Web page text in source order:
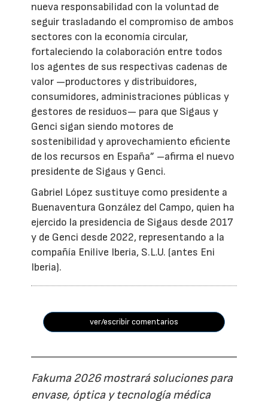
nueva responsabilidad con la voluntad de
seguir trasladando el compromiso de ambos
sectores con la economía circular,
fortaleciendo la colaboración entre todos
los agentes de sus respectivas cadenas de
valor —productores y distribuidores,
consumidores, administraciones públicas y
gestores de residuos— para que Sigaus y
Genci sigan siendo motores de
sostenibilidad y aprovechamiento eficiente
de los recursos en España” –afirma el nuevo
presidente de Sigaus y Genci.
Gabriel López sustituye como presidente a
Buenaventura González del Campo, quien ha
ejercido la presidencia de Sigaus desde 2017
y de Genci desde 2022, representando a la
compañía Enilive Iberia, S.L.U. (antes Eni
Iberia).
ver/escribir comentarios
Fakuma 2026 mostrará soluciones para
envase, óptica y tecnología médica